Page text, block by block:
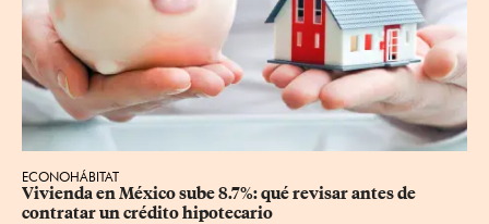
ECONOHÁBITAT
Vivienda en México sube 8.7%: qué revisar antes de
contratar un crédito hipotecario